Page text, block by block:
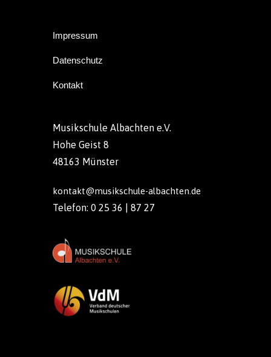
Impressum
Datenschutz
Kontakt
Musikschule Albachten e.V.
Hohe Geist 8
48163 Münster
kontakt@musikschule-albachten.de
Telefon: 0 25 36 | 87 27